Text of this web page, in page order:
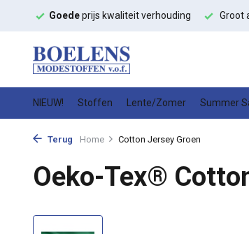
Goedeprijs kwaliteit verhouding Groot
NIEUW! Stoffen Lente/Zomer Summer
Terug Home Cotton Jersey Groen
Oeko-Tex®